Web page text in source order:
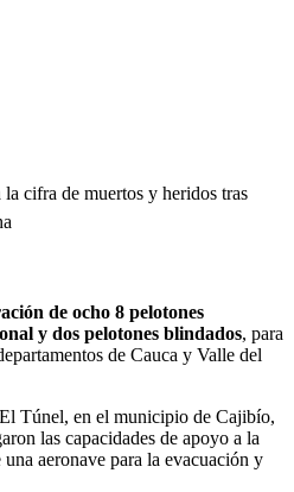
cifra de muertos y heridos tras
de ocho 8 pelotones
y dos pelotones blindados, para
de Cauca y Valle del
Túnel, en el municipio de Cajibío,
las capacidades de apoyo a la
aeronave para la evacuación y